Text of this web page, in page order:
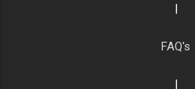
FAQ's